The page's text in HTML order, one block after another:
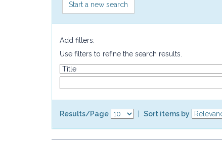
Start a new search
Add filters:
Use filters to refine the search results.
Results/Page Sort items by